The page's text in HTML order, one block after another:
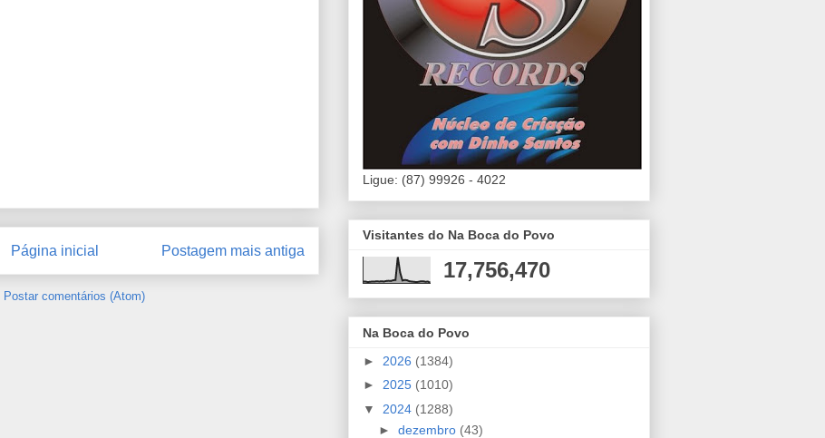
Postagem mais antiga
Página inicial
Postar comentários (Atom)
Ligue: (87) 99926 - 4022
Visitantes do Na Boca do Povo
17,756,470
Na Boca do Povo
► 2026 (1384)
► 2025 (1010)
▼ 2024 (1288)
► dezembro (43)